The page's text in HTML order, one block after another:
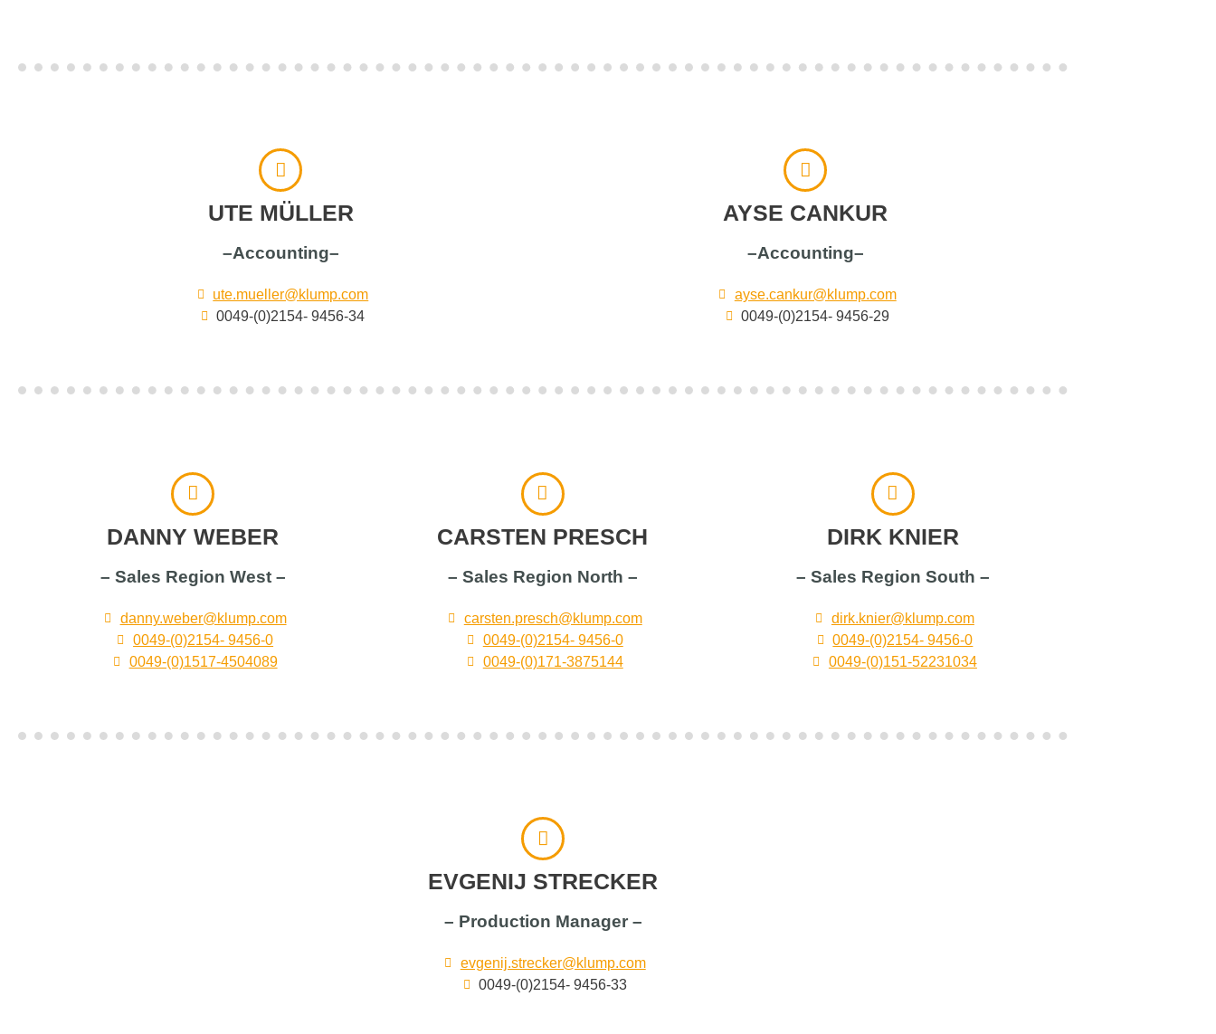
UTE MÜLLER
–Accounting–
ute.mueller@klump.com
0049-(0)2154- 9456-34
AYSE CANKUR
–Accounting–
ayse.cankur@klump.com
0049-(0)2154- 9456-29
DANNY WEBER
– Sales Region West –
danny.weber@klump.com
0049-(0)2154- 9456-0
0049-(0)1517-4504089
CARSTEN PRESCH
– Sales Region North –
carsten.presch@klump.com
0049-(0)2154- 9456-0
0049-(0)171-3875144
DIRK KNIER
– Sales Region South –
dirk.knier@klump.com
0049-(0)2154- 9456-0
0049-(0)151-52231034
EVGENIJ STRECKER
– Production Manager –
evgenij.strecker@klump.com
0049-(0)2154- 9456-33